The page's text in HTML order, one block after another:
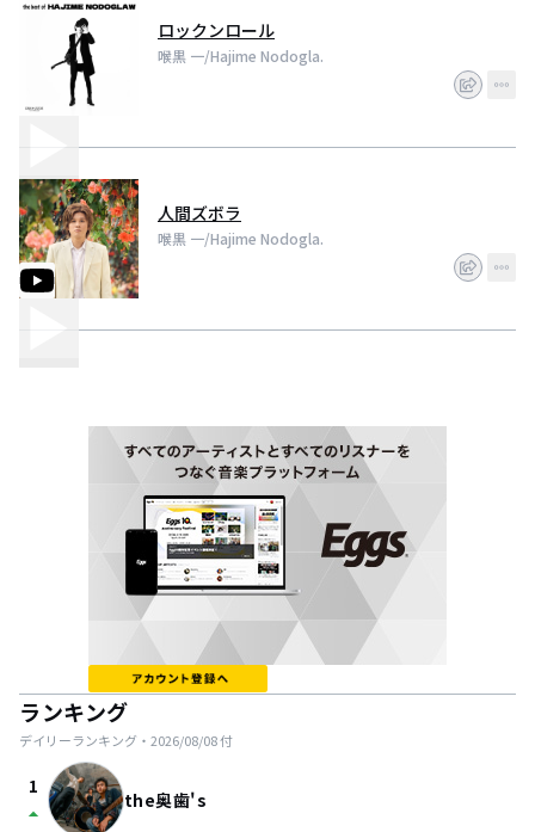
ロックンロール
喉黒 一/Hajime Nodogla.
人間ズボラ
喉黒 一/Hajime Nodogla.
ランキング
デイリーランキング・ 2026/08/08付
1
arrow_drop_up the奥歯's